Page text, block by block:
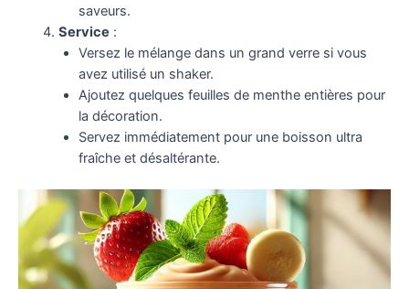
saveurs.
Service :
Versez le mélange dans un grand verre si vous
avez utilisé un shaker.
Ajoutez quelques feuilles de menthe entières pour
la décoration.
Servez immédiatement pour une boisson ultra
fraîche et désaltérante.